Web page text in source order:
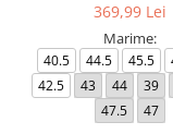
369,99 Lei
Marime:
40.5 44.5 45.5
42.5
43 44 39
47.5
47